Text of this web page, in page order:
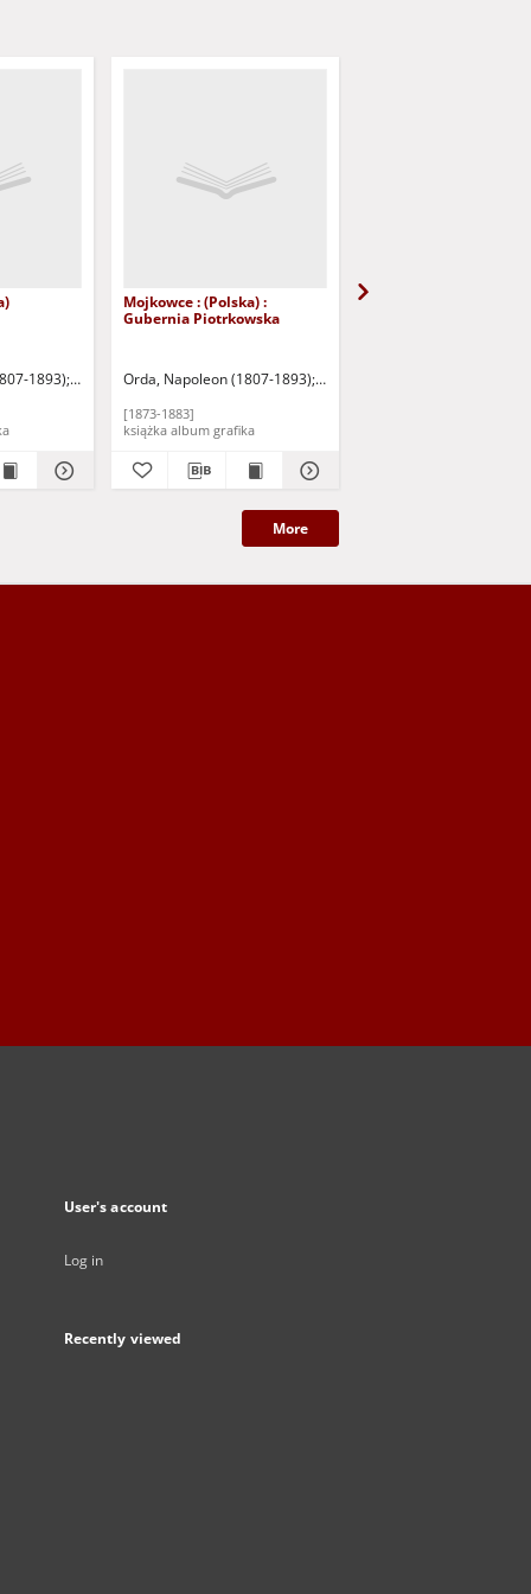
M. Fajansa
1893) Warszawa: Zakład Litograficzny M. Fajansa
Mojkowce : (Polska) :
Gubernia Piotrkowska
Orda, Napoleon (1807-1893) Warszawa: Zakład
[1873-1883]
książka album grafika
More
User's account
Log in
Recently viewed